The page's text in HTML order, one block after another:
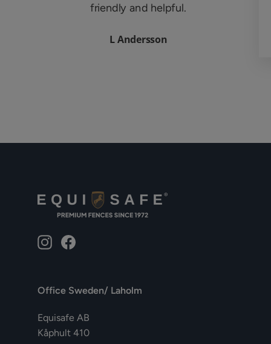
friendly and helpful.
L Andersson
InstagramFacebook
Office Sweden/ Laholm
Equisafe AB
Kåphult 410